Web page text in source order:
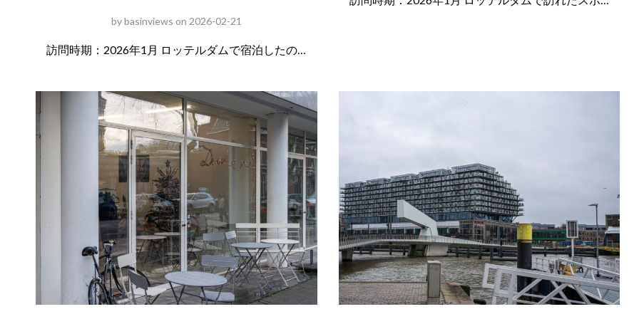
bybasinviews on 2026-02-21
訪問時期：2026年1月 ロッテルダムで宿泊したの…